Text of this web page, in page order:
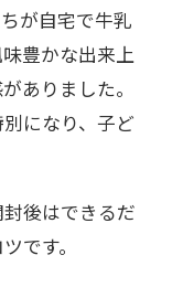
が自宅で牛乳
豊かな出来上
ありました。
になり、子ど
後はできるだ
です。